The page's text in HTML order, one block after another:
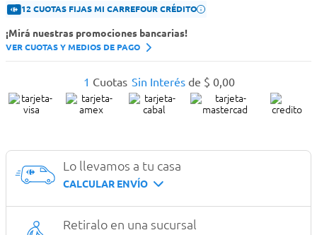
12 CUOTAS FIJAS MI CARREFOUR CRÉDITO
¡Mirá nuestras promociones bancarias!
VER CUOTAS Y MEDIOS DE PAGO
1 Cuotas Sin Interés de $ 0,00
Lo llevamos a tu casa
CALCULAR ENVÍO
Retiralo en una sucursal